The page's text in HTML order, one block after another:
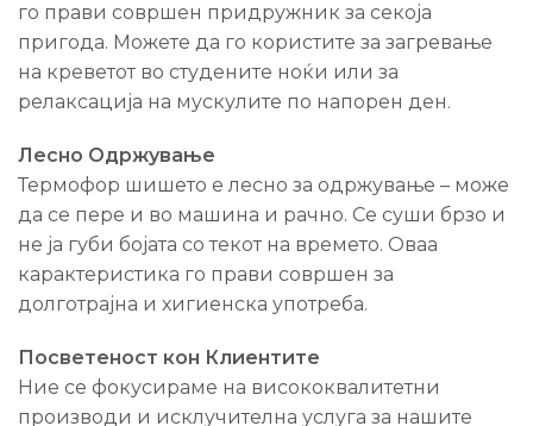
го прави совршен придружник за секоја
пригода. Можете да го користите за загревање
на креветот во студените ноќи или за
релаксација на мускулите по напорен ден.
Лесно Одржување
Термофор шишето е лесно за одржување – може
да се пере и во машина и рачно. Се суши брзо и
не ја губи бојата со текот на времето. Оваа
карактеристика го прави совршен за
долготрајна и хигиенска употреба.
Посветеност кон Клиентите
Ние се фокусираме на висококвалитетни
производи и исклучителна услуга за нашите